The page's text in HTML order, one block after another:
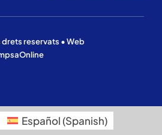
drets reservats • Web
Español (Spanish)